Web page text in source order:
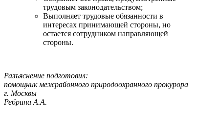
трудовым законодательством;
Выполняет трудовые обязанности в
интересах принимающей стороны, но
остается сотрудником направляющей
стороны.
Разъяснение подготовил:
помощник межрайонного природоохранного прокурора
г. Москвы
Ребрина А.А.